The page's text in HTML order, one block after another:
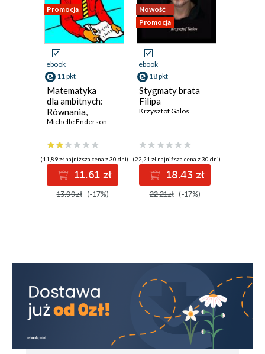
Promocja
ebook
11 pkt
Matematyka
dla ambitnych:
Równania,
geometria,
rachunek
różniczkowy
i całkowy
Michelle Enderson
(11,89 zł najniższa cena z 30 dni)
11.61 zł
13.99zł (-17%)
Nowość
Promocja
ebook
18 pkt
Stygmaty brata
Filipa
Krzysztof Galos
(22,21 zł najniższa cena z 30 dni)
18.43 zł
22.21zł (-17%)